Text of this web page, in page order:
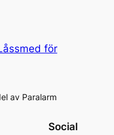
för
av Paralarm
Social